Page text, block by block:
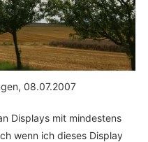
08.07.2007
Displays mit mindestens
wenn ich dieses Display